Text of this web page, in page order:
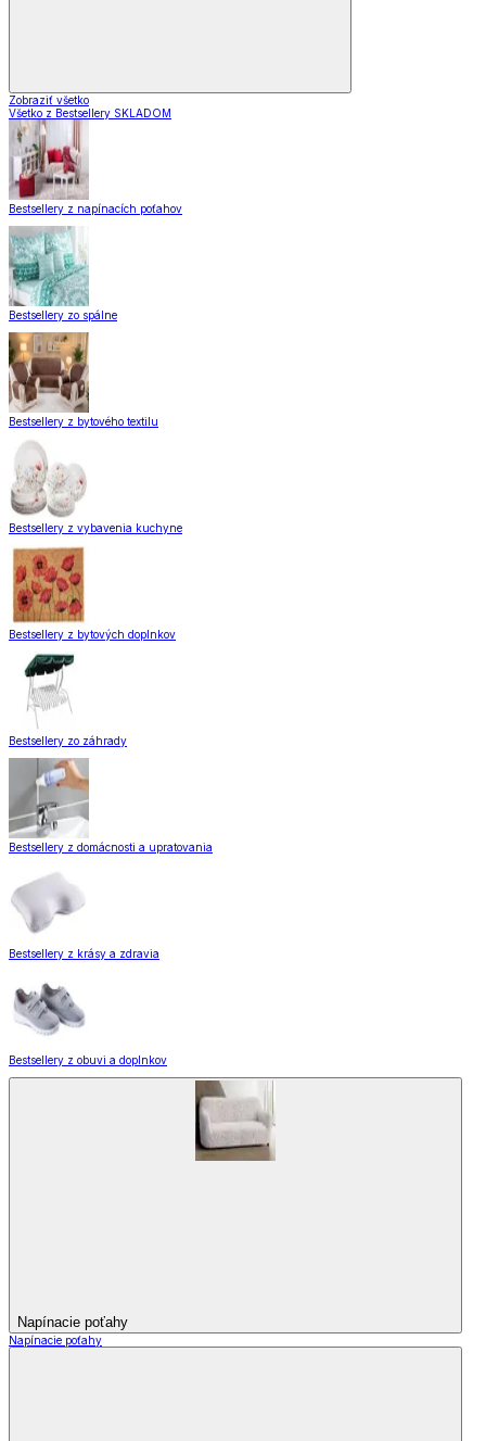
Zobraziť všetko
Všetko z Bestsellery SKLADOM
Bestsellery z napínacích poťahov
Bestsellery zo spálne
Bestsellery z bytového textilu
Bestsellery z vybavenia kuchyne
Bestsellery z bytových doplnkov
Bestsellery zo záhrady
Bestsellery z domácnosti a upratovania
Bestsellery z krásy a zdravia
Bestsellery z obuvi a doplnkov
Napínacie poťahy
Napínacie poťahy